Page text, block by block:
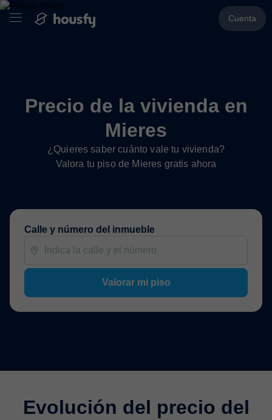
Cuenta
Precio de la vivienda en
Mieres
¿Quieres saber cuánto vale tu vivienda?
Valora tu piso de Mieres gratis ahora
Calle y número del inmueble
Valorar mi piso
Evolución del precio del